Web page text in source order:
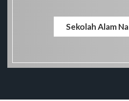
Sekolah Alam